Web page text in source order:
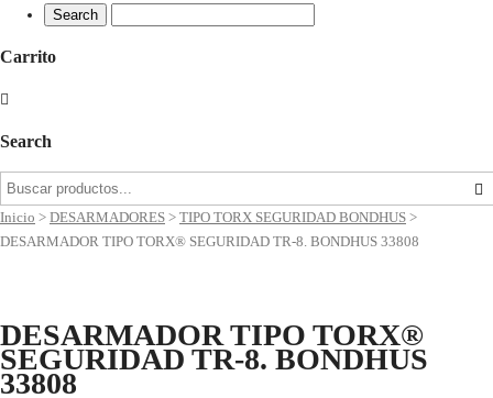
Carrito
Search
Inicio > DESARMADORES > TIPO TORX SEGURIDAD BONDHUS >
DESARMADOR TIPO TORX® SEGURIDAD TR-8. BONDHUS 33808
DESARMADOR TIPO TORX®
SEGURIDAD TR-8. BONDHUS
33808